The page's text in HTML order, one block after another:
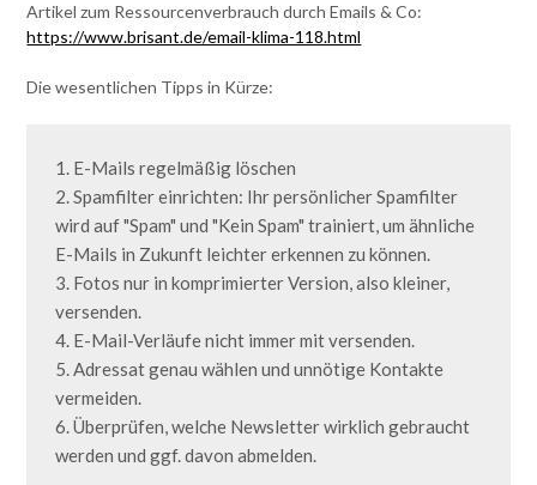
Artikel zum Ressourcenverbrauch durch Emails & Co:
https://www.brisant.de/email-klima-118.html
Die wesentlichen Tipps in Kürze:
1. E-Mails regelmäßig löschen
2. Spamfilter einrichten: Ihr persönlicher Spamfilter
wird auf "Spam" und "Kein Spam" trainiert, um ähnliche
E-Mails in Zukunft leichter erkennen zu können.
3. Fotos nur in komprimierter Version, also kleiner,
versenden.
4. E-Mail-Verläufe nicht immer mit versenden.
5. Adressat genau wählen und unnötige Kontakte
vermeiden.
6. Überprüfen, welche Newsletter wirklich gebraucht
werden und ggf. davon abmelden.